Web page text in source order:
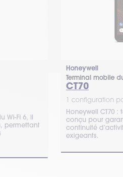
Wi-Fi 6, il
permettant
Honeywell
Terminal mobile
CT70
1 configuration
Honeywell CT70 :
conçu pour
continuité
exigeants.